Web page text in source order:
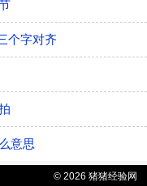
个字对齐
意思
© 2026 猪猪经验网